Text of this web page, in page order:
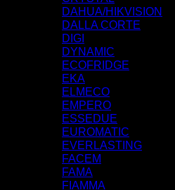
DAHUA/HIKVISION
DALLA CORTE
DIGI
DYNAMIC
ECOFRIDGE
EKA
ELMECO
EMPERO
ESSEDUE
EUROMATIC
EVERLASTING
FACEM
FAMA
FIAMMA